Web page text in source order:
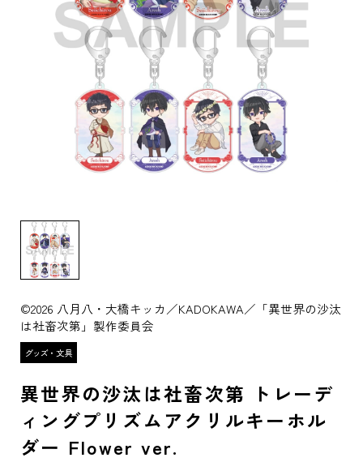
©2026 八月八・大橋キッカ／KADOKAWA／「異世界の沙汰
は社畜次第」製作委員会
異世界の沙汰は社畜次第 トレーデ
ィングプリズムアクリルキーホル
ダー Flower ver.